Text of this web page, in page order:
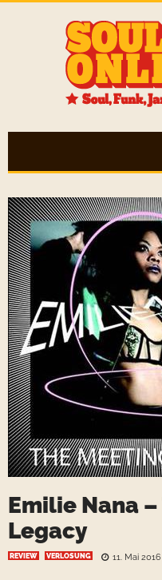
Emilie Nana
Legacy
REVIEW VERLOSUNG 11. Mai 2016